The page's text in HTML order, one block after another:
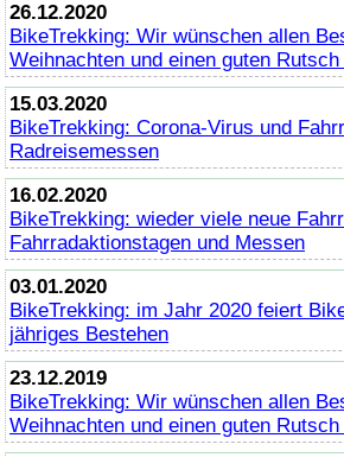
26.12.2020
BikeTrekking: Wir wünschen allen
Weihnachten und einen guten
15.03.2020
BikeTrekking: Corona-Virus und
Radreisemessen
16.02.2020
BikeTrekking: wieder viele neue
Fahrradaktionstagen und Messen
03.01.2020
BikeTrekking: im Jahr 2020 feiert
jähriges Bestehen
23.12.2019
BikeTrekking: Wir wünschen allen
Weihnachten und einen guten